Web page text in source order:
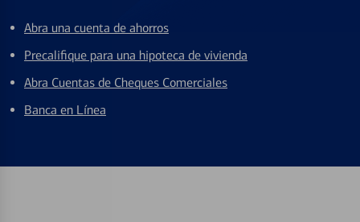
Abra una cuenta de ahorros
Precalifique para una hipoteca de vivienda
Abra Cuentas de Cheques Comerciales
Banca en Línea